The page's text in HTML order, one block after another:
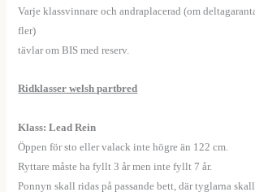
Varje klassvinnare och andraplacerad (om
fler)
tävlar om BIS med reserv.
Ridklasser welsh partbred
Klass: Lead Rein
Öppen för sto eller valack inte högre än 122 cm.
Ryttare måste ha fyllt 3 år men inte fyllt 7 år.
Ponnyn skall ridas på passande bett, där tyglarna